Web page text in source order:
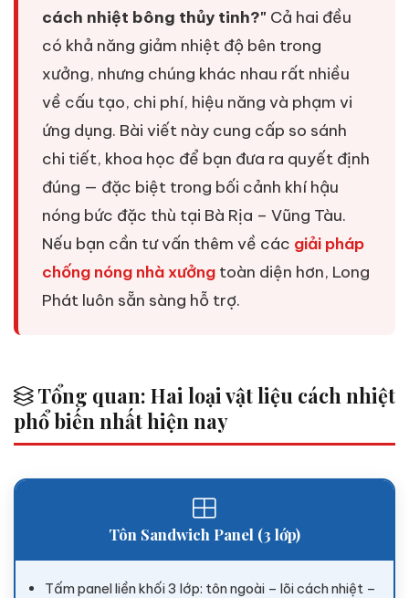
cách nhiệt bông thủy tinh?" Cả hai đều
có khả năng giảm nhiệt độ bên trong
xưởng, nhưng chúng khác nhau rất nhiều
về cấu tạo, chi phí, hiệu năng và phạm vi
ứng dụng. Bài viết này cung cấp so sánh
chi tiết, khoa học để bạn đưa ra quyết định
đúng — đặc biệt trong bối cảnh khí hậu
nóng bức đặc thù tại Bà Rịa – Vũng Tàu.
Nếu bạn cần tư vấn thêm về các giải pháp
chống nóng nhà xưởng toàn diện hơn, Long
Phát luôn sẵn sàng hỗ trợ.
Tổng quan: Hai loại vật liệu cách nhiệt
phổ biến nhất hiện nay
Tôn Sandwich Panel (3 lớp)
Tấm panel liền khối 3 lớp: tôn ngoài – lõi cách nhiệt –